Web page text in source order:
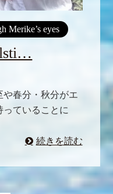
Merike’s eyes
や春分・秋分がエ
っていることに
続きを読む